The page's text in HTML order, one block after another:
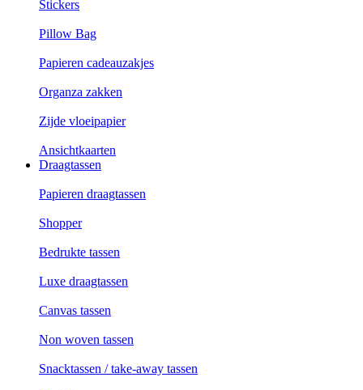
Stickers
Pillow Bag
Papieren cadeauzakjes
Organza zakken
Zijde vloeipapier
Ansichtkaarten
Draagtassen
Papieren draagtassen
Shopper
Bedrukte tassen
Luxe draagtassen
Canvas tassen
Non woven tassen
Snacktassen / take-away tassen